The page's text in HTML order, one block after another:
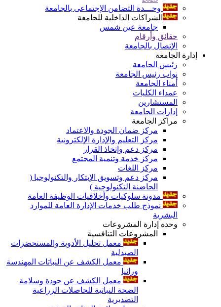
وحـــدة التضامن الإجتماعى بالجامعة
الشراكات الداخلية للجامعة
جامعة عين شمس
حقائق وأرقام
الإتصال بالجامعة
إدارة الجامعة
رئيس الجامعة
نواب رئيس الجامعة
أمناء الجامعة
عمداء الكليات
المستشارين
إدارات الجامعة
مراكز الجامعة
مركز ضمان الجودة والاعتماد
مركز التعليم والإدارة الإلكترونية
مركز دعم وإتخاذ القرار
مركز خدمة وتنمية المجتمع
مركز اللغات
مركز دعم وتسويق الإبتكار والتكنولوجيا (
الحاضنة التكنولوجية )
مدونة سلوكيات وأخلاقيات الوظيفة العامة
نموذج طلب خدمات الإدارة العامة للموارد
البشرية
وحدة إدارة المشروعات
المشروعات التنافسية
معمل تحليل الأدوية والمستحضرات
الصيدلية
معمل الكشف عن النباتات المهندسة
وراثيا
معمل الكشف عن جودة وسلامة
الصحة النباتية للحاصلات الزراعية
التصديرية